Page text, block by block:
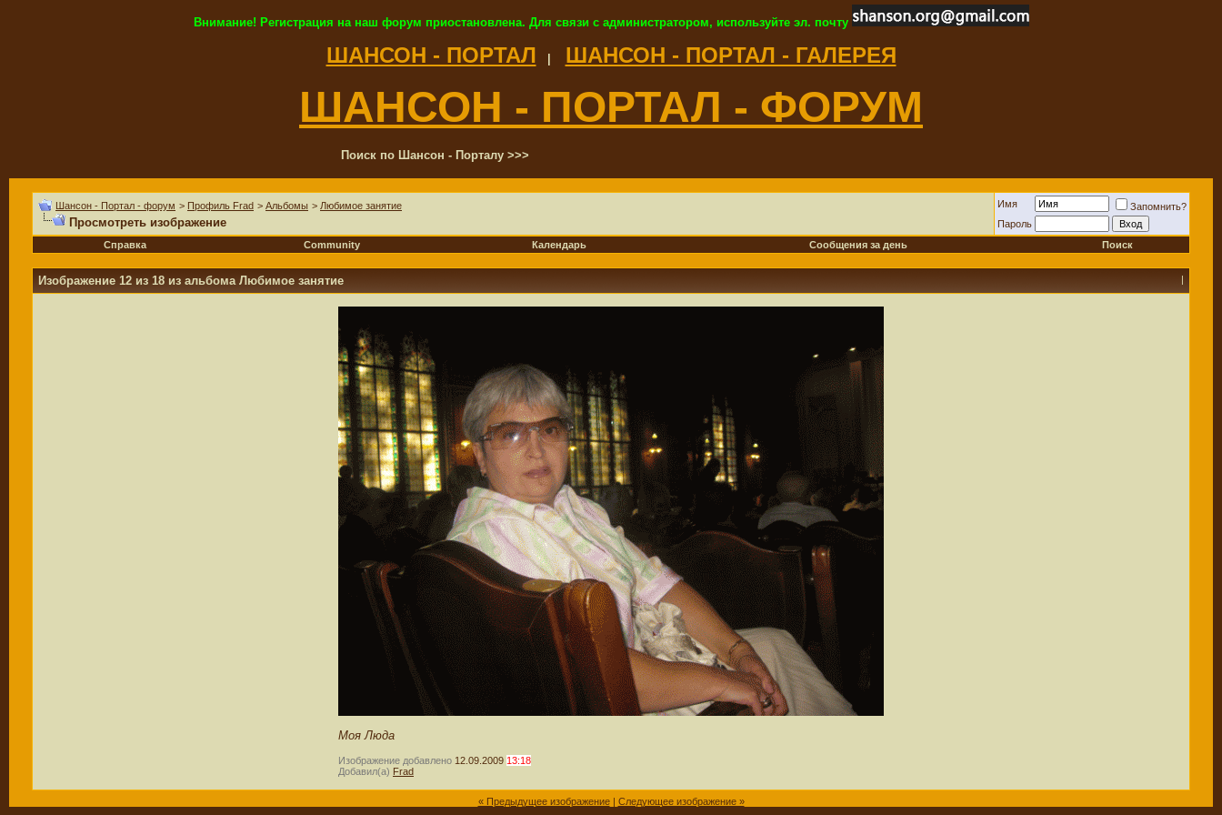
Внимание! Регистрация на наш форум приостановлена. Для связи с администратором, используйте эл. почту
ШАНСОН - ПОРТАЛ ШАНСОН - ПОРТАЛ - ГАЛЕРЕЯ
ШАНСОН - ПОРТАЛ - ФОРУМ
Поиск по Шансон - Порталу >>>
Шансон - Портал - форум > Профиль Frad > Альбомы > Любимое занятие
Просмотреть изображение
Имя
Запомнить?
Пароль
Справка
Community Календарь Сообщения за день Поиск
|
Изображение 12 из 18 из альбома Любимое занятие
Моя Люда
Изображение добавлено 12.09.2009 13:18
Добавил(а) Frad
« Предыдущее изображение| Следующее изображение »